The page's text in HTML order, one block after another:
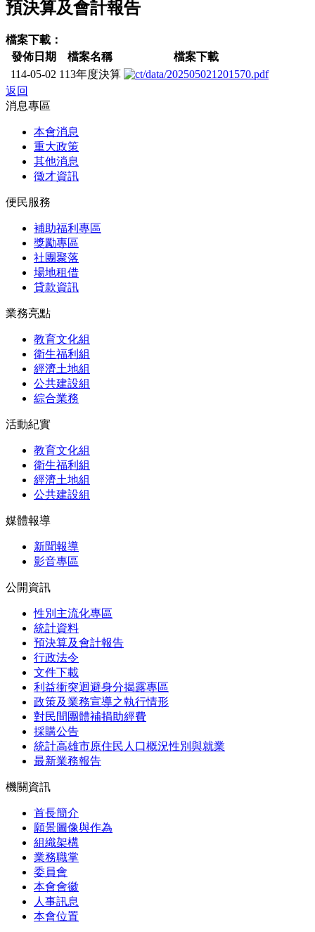
預決算及會計報告
檔案下載：
發佈日期
檔案名稱
檔案下載
114-05-02 113年度決算
返回
消息專區
本會消息
重大政策
其他消息
徵才資訊
便民服務
補助福利專區
獎勵專區
社團聚落
場地租借
貸款資訊
業務亮點
教育文化組
衛生福利組
經濟土地組
公共建設組
綜合業務
活動紀實
教育文化組
衛生福利組
經濟土地組
公共建設組
媒體報導
新聞報導
影音專區
公開資訊
性別主流化專區
統計資料
預決算及會計報告
行政法令
文件下載
利益衝突迴避身分揭露專區
政策及業務宣導之執行情形
對民間團體補捐助經費
採購公告
統計高雄市原住民人口概況性別與就業
最新業務報告
機關資訊
首長簡介
願景圖像與作為
組織架構
業務職掌
委員會
本會會徽
人事訊息
本會位置